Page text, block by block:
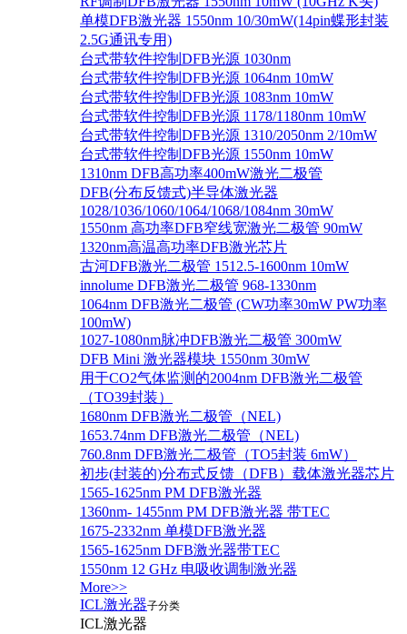
单模DFB激光器 1550nm 10/30mW(14pin蝶形封装
2.5G通讯专用)
台式带软件控制DFB光源 1030nm
台式带软件控制DFB光源 1064nm 10mW
台式带软件控制DFB光源 1083nm 10mW
台式带软件控制DFB光源 1178/1180nm 10mW
台式带软件控制DFB光源 1310/2050nm 2/10mW
台式带软件控制DFB光源 1550nm 10mW
1310nm DFB高功率400mW激光二极管
DFB(分布反馈式)半导体激光器
1028/1036/1060/1064/1068/1084nm 30mW
1550nm 高功率DFB窄线宽激光二极管 90mW
1320nm高温高功率DFB激光芯片
古河DFB激光二极管 1512.5-1600nm 10mW
innolume DFB激光二极管 968-1330nm
1064nm DFB激光二极管 (CW功率30mW PW功率
100mW)
1027-1080nm脉冲DFB激光二极管 300mW
DFB Mini 激光器模块 1550nm 30mW
用于CO2气体监测的2004nm DFB激光二极管
（TO39封装）
1680nm DFB激光二极管（NEL)
1653.74nm DFB激光二极管（NEL)
760.8nm DFB激光二极管（TO5封装 6mW）
初步(封装的)分布式反馈（DFB）载体激光器芯片
1565-1625nm PM DFB激光器
1360nm- 1455nm PM DFB激光器 带TEC
1675-2332nm 单模DFB激光器
1565-1625nm DFB激光器带TEC
1550nm 12 GHz 电吸收调制激光器
More>>
ICL激光器子分类
ICL激光器